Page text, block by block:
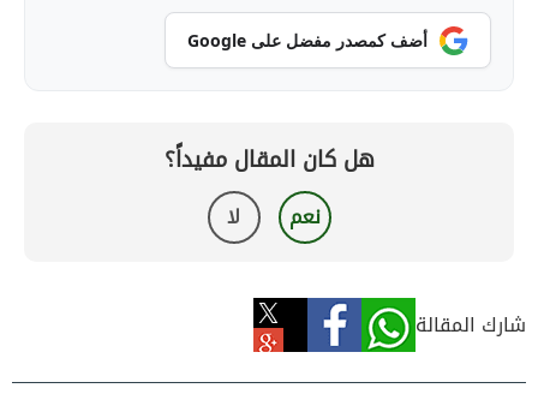
أضف كمصدر مفضل على Google
هل كان المقال مفيداً؟
نعم لا
شارك المقالة